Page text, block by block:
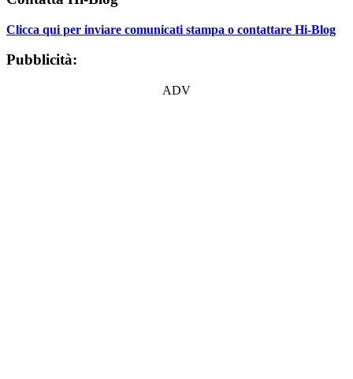
Clicca qui per inviare comunicati stampa o contattare Hi-Blog
Pubblicità:
ADV